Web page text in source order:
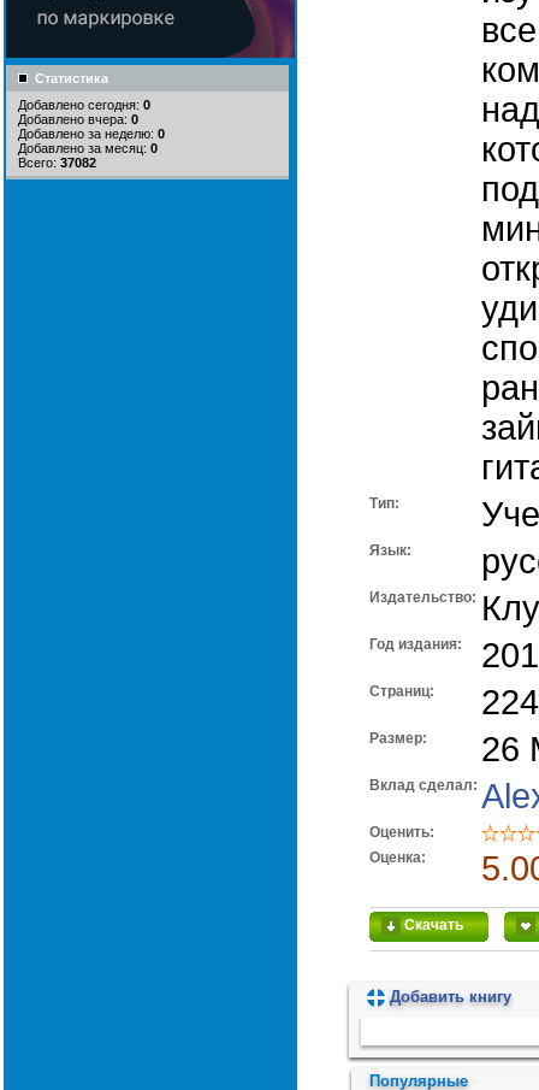
Статистика
Добавлено сегодня: 0
Добавлено вчера: 0
Добавлено за неделю: 0
Добавлено за месяц: 0
Всего: 37082
Тип:
Язык:
Издательство:
Год издания:
Cтраниц: 224
Размер: 26
Вклад сделал:
Оценить:
Оценка:
Скачать
Добавить книгу
Популярные